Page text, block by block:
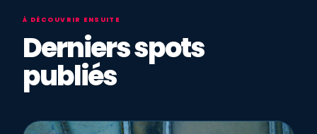
À DÉCOUVRIR ENSUITE
Derniers spots
publiés